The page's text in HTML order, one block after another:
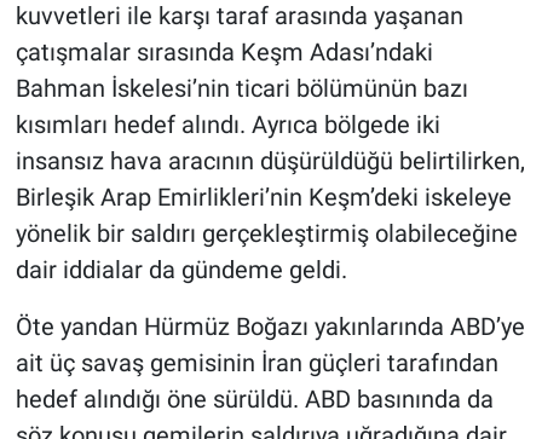
kuvvetleri ile karşı taraf arasında yaşanan
çatışmalar sırasında Keşm Adası’ndaki
Bahman İskelesi’nin ticari bölümünün bazı
kısımları hedef alındı. Ayrıca bölgede iki
insansız hava aracının düşürüldüğü belirtilirken,
Birleşik Arap Emirlikleri’nin Keşm’deki iskeleye
yönelik bir saldırı gerçekleştirmiş olabileceğine
dair iddialar da gündeme geldi.
Öte yandan Hürmüz Boğazı yakınlarında ABD’ye
ait üç savaş gemisinin İran güçleri tarafından
hedef alındığı öne sürüldü. ABD basınında da